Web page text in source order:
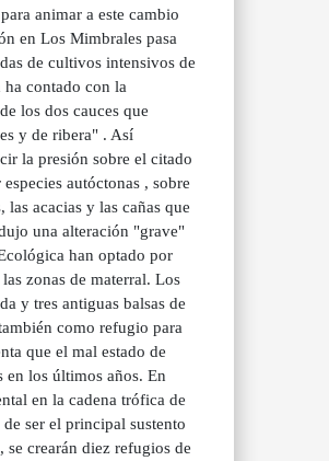
animar a este cambio
en Los Mimbrales pasa
de cultivos intensivos de
contado con la
los dos cauces que
y de ribera" . Así
la presión sobre el citado
autóctonas , sobre
acacias y las cañas que
una alteración "grave"
han optado por
zonas de materral. Los
y tres antiguas balsas de
como refugio para
que el mal estado de
en los últimos años. En
en la cadena trófica de
ser el principal sustento
crearán diez refugios de